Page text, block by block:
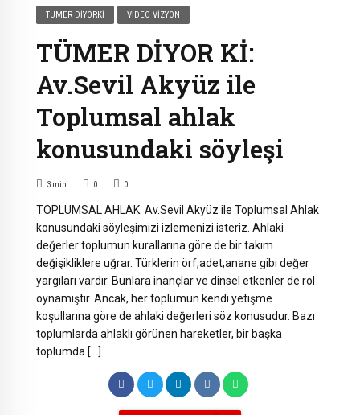
TÜMER DIYORKI VIDEO VIZYON
TÜMER DİYOR Kİ:
Av.Sevil Akyüz ile
Toplumsal ahlak
konusundaki söyleşi
3 min 0 0
TOPLUMSAL AHLAK. Av.Sevil Akyüz ile Toplumsal Ahlak
konusundaki söyleşimizi izlemenizi isteriz. Ahlaki
değerler toplumun kurallarına göre de bir takım
değişikliklere uğrar. Türklerin örf,adet,anane gibi değer
yargıları vardır. Bunlara inançlar ve dinsel etkenler de rol
oynamıştır. Ancak, her toplumun kendi yetişme
koşullarına göre de ahlaki değerleri söz konusudur. Bazı
toplumlarda ahlaklı görünen hareketler, bir başka
toplumda […]